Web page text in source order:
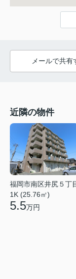
メールで共有
近隣の物件
福岡市南区井尻５丁
1K (25.76㎡)
5.5万円